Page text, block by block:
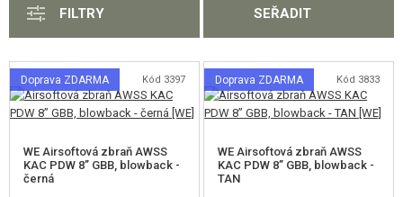
ELEKTRICKÉ PUŠKY A SAMOPALY
PLYNOVÉ PUŠKY A SAMOPALY
AK PLYNOVÉ ZBRANĚ (GBB)
M4, 416 PLYNOVÉ ZBRANĚ (GBB)
MP5 PLYNOVÉ ZBRANĚ (GBB)
FILTRY SEŘADIT
Doprava ZDARMA Kód 3397
WE Airsoftová zbraň AWSS
KAC PDW 8” GBB, blowback -
černá
Doprava ZDARMA Kód 3833
WE Airsoftová zbraň AWSS
KAC PDW 8” GBB, blowback -
TAN